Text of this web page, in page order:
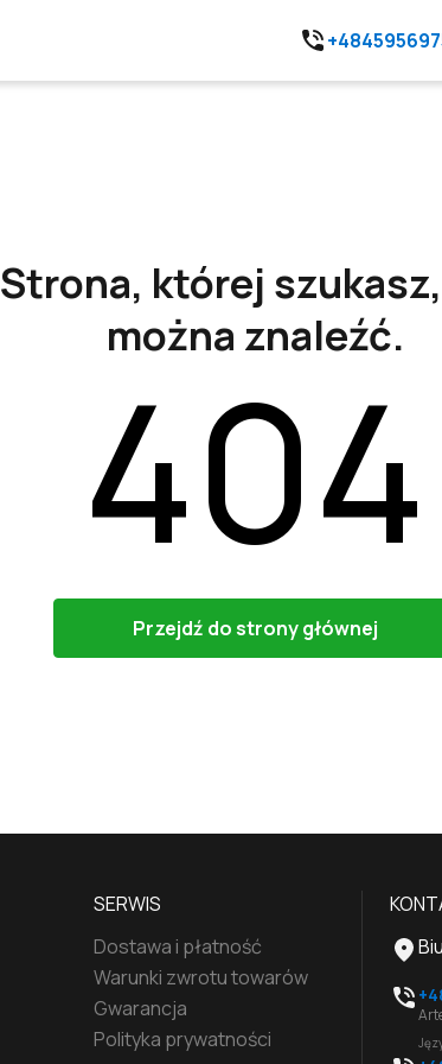
Strona, której
można znaleźć.
404
Przejdź do strony głównej
SERWIS
Dostawa i płatność
Warunki zwrotu towarów
Gwarancja
Polityka prywatności